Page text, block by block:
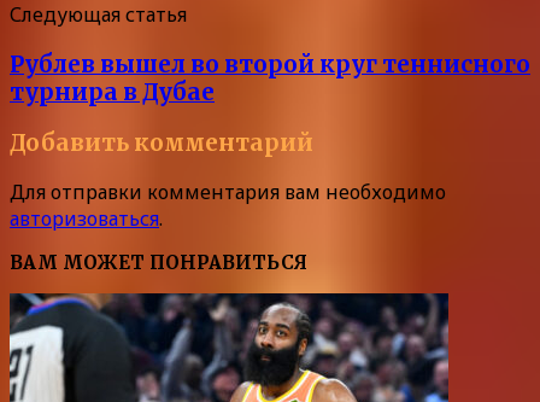
Следующая статья
Рублев вышел во второй круг теннисного
турнира в Дубае
Добавить комментарий
Для отправки комментария вам необходимо
авторизоваться.
ВАМ МОЖЕТ ПОНРАВИТЬСЯ